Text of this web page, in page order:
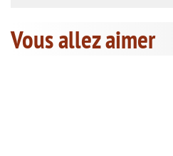
Vous allez aimer